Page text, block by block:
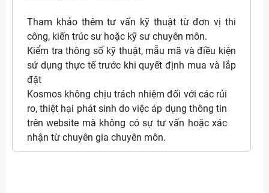
Tham khảo thêm tư vấn kỹ thuật từ đơn vị thi
công, kiến trúc sư hoặc kỹ sư chuyên môn.
Kiểm tra thông số kỹ thuật, mẫu mã và điều kiện
sử dụng thực tế trước khi quyết định mua và lắp
đặt
Kosmos không chịu trách nhiệm đối với các rủi
ro, thiệt hại phát sinh do việc áp dụng thông tin
trên website mà không có sự tư vấn hoặc xác
nhận từ chuyên gia chuyên môn.